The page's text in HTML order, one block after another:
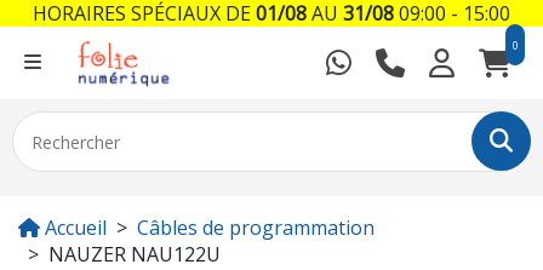
0
Accueil
Câbles de programmation
NAUZER NAU122U
HORAIRES SPÉCIAUX DE01/08AU 31/0809:00 - 15:00